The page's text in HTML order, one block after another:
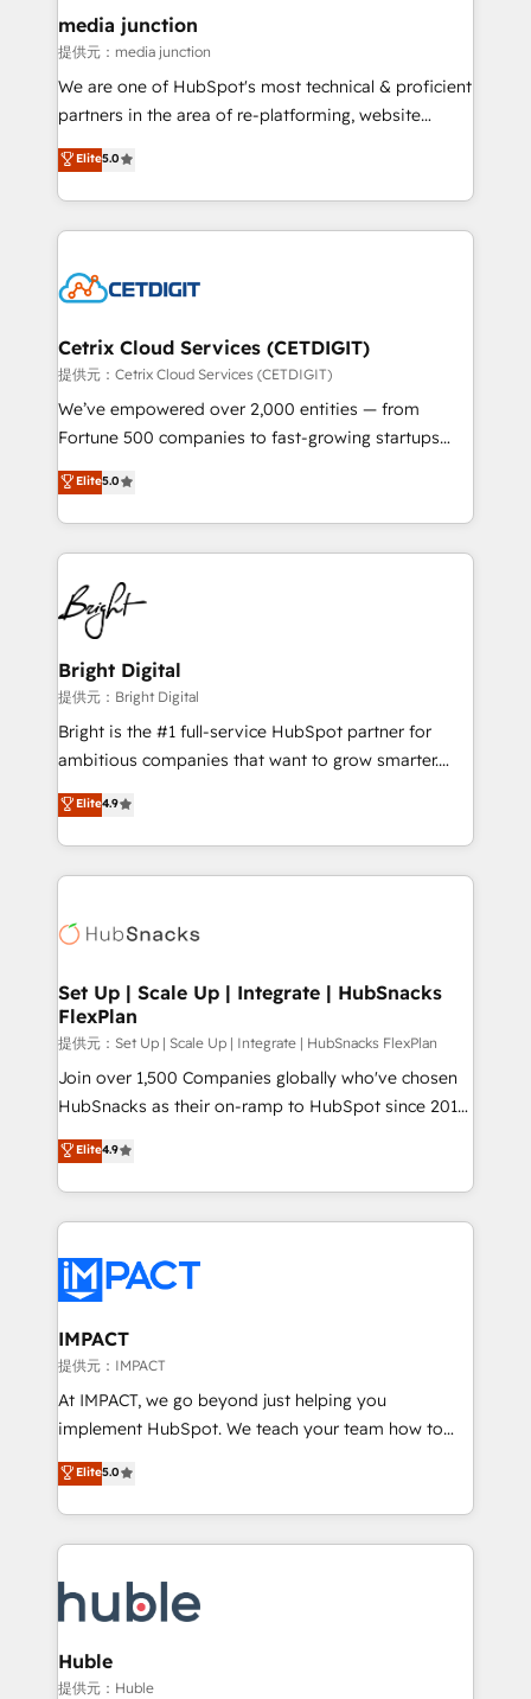
Mexico, USA, and Portugal—we've executed over a
hundred successful operations. Our approach,
rooted in RevOps principles, integrates analysis,
training, planning, and qualification. Leveraging
inbound marketing tactics, we focus on
understanding, nurturing, and converting leads.
competitive market.
media junction
提供元：media junction
We are one of HubSpot's most technical & proficient
partners in the area of re-platforming, website
design & development. We specialize in multi-hub
implementations for mid-market & enterprise
companies. We are woman-owned, powered by
coffee, and we ❤️ dogs. We produce award-winning
Impact Award 🏆2022 Technical Expertise Impact
Award 🏆2020 Elite Solutions Partner 🏆2019
Integrations HubSpot Impact Award 🏆2019
Marketing Enablement HubSpot Impact Award 🏆
2018 Website Design HubSpot Impact Award 🏆2017
Growth-Driven Design Agency of the Year 🏆2016
Sales Enablement HubSpot Impact Award 🏆2015
HubSpot COS Performance Award 🏆2014 HubSpot
COS Design Award 🏆2013 HubSpot Marketplace
Partner 📆Founded in 1997
Elite5.0
Cetrix Cloud Services (CETDIGIT)
提供元：Cetrix Cloud Services (CETDIGIT)
We’ve empowered over 2,000 entities — from
Fortune 500 companies to fast-growing startups
and nonprofits — to streamline operations, scale
revenue, and unlock the full potential of HubSpot.
With deep technical and industry expertise, we fuse
automation, integration, and AI innovation to deliver
lasting impact. We specialize in: • Turnkey and end-
to-end HubSpot implementations • Onboarding for
Sales, Service, Marketing & Content Hubs • AI voice
and chat agents, predictive automation, and smart
workflows • Salesforce + HubSpot integration •
RevOps and AI-driven sales enablement • Website
design and CMS development • ERP integration: SAP,
and CRM migration from any platform •
Client/member portals built on HubSpot • Custom
WooCommerce, BuilderTrend, and more Experience
the difference — reach out to see how AI + HubSpot
Elite5.0
Bright Digital
提供元：Bright Digital
Bright is the #1 full-service HubSpot partner for
ambitious companies that want to grow smarter.
From HubSpot onboarding, to training, from
developing a new website to lead generation and
digital marketing; we do it all (and with great
results)! In short, our services include: - HubSpot
HubSpot development: websites, custom modules,
marketing, advertising, campaigns, content and
design We connect people, data and technology to
improve customer experiences. With our bright
people, exciting ideas and can-do mentality, we
ensure revenue growth on a daily basis. So tell us
team of 100+ experts is ready for you! Driving digital
growth | www.brightdigital.com
Elite4.9
Set Up | Scale Up | Integrate | HubSnacks
FlexPlan
提供元：Set Up | Scale Up | Integrate | HubSnacks FlexPlan
Join over 1,500 Companies globally who've chosen
HubSnacks as their on-ramp to HubSpot since 2014
Simple pay-as-you-go plans that accelerate value...
1️⃣ Set Up | Onboarding New or Check-fixing existing
HubSpot portals 2️⃣ Scale Up | 100% HubSpot Task
Execution... Global 24/7 ... All Experts 3️⃣ Integrate |
Slash months from your API Integration project... ⬅️
Click "Contact Business" ⬅️ to access 150+ Kickstart
Integration templates that put HubSpot in the center
of your tech stack, syncing... 🛍️ Shopify or
WooCommerce 💲 Stripe or Paypal 💰 Sage or
Netsuite 🤖 Google or Microsoft ✍️ DocuSign or
the rare Advanced "Custom Integrations"
Accreditation, securely sync data across... 🔄 any
new HubSpot portal with Advanced Website and
CRM Migrations using our in-house "HubScrub" Tool.
Elite4.9
IMPACT
提供元：IMPACT
At IMPACT, we go beyond just helping you
implement HubSpot. We teach your team how to
master it. As the creators of the Endless Customers
System™ (the next evolution of They Ask, You
Answer), we’re the only HubSpot partner built
entirely around coaching and training. That means
skills, processes, and internal team you need to
attract the right buyers, close deals faster, and grow
without outside dependencies. You’ll learn how to: •
Set up, audit, and organize your HubSpot portal •
Elite5.0
Huble
提供元：Huble